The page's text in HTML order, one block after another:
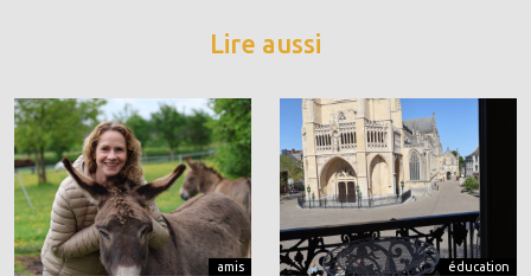
Lire aussi
amis éducation